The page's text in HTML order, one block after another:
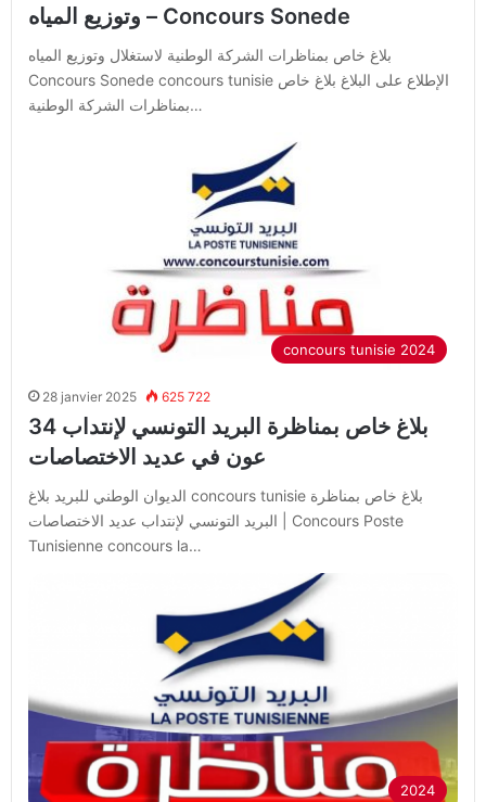
وتوزيع المياه – Concours Sonede
بلاغ خاص بمناظرات الشركة الوطنية لاستغلال وتوزيع المياه
Concours Sonede concours tunisie الإطلاع على البلاغ بلاغ خاص
بمناظرات الشركة الوطنية…
concours tunisie 2024
28 janvier 2025 625 722
عون في عديد الاختصاصات
الديوان الوطني للبريد بلاغ concours tunisie بلاغ خاص بمناظرة
البريد التونسي لإنتداب عديد الاختصاصات | Concours Poste
Tunisienne concours la…
2024